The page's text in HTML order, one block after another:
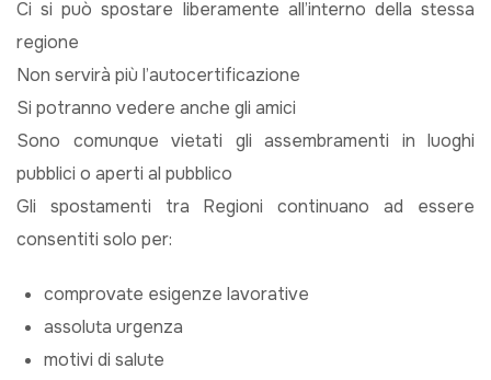
Ci si può spostare liberamente all’interno della stessa
regione
Non servirà più l’autocertificazione
Si potranno vedere anche gli amici
Sono comunque vietati gli assembramenti in luoghi
pubblici o aperti al pubblico
Gli spostamenti tra Regioni continuano ad essere
consentiti solo per:
comprovate esigenze lavorative
assoluta urgenza
motivi di salute